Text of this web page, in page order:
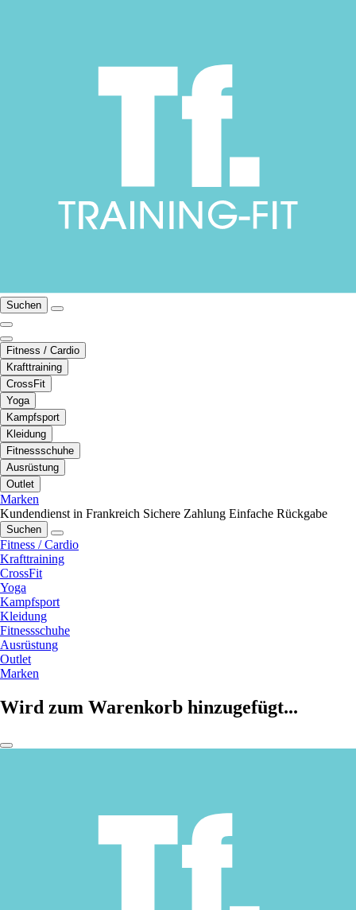
Suchen
Fitness / Cardio
Krafttraining
CrossFit
Yoga
Kampfsport
Kleidung
Fitnessschuhe
Ausrüstung
Outlet
Marken
Kundendienst in Frankreich Sichere Zahlung Einfache Rückgabe
Suchen
Fitness / Cardio
Krafttraining
CrossFit
Yoga
Kampfsport
Kleidung
Fitnessschuhe
Ausrüstung
Outlet
Marken
Wird zum Warenkorb hinzugefügt...